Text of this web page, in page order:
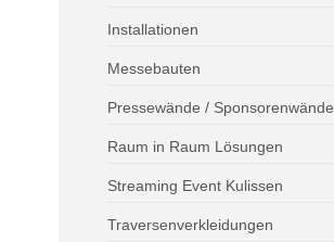
Installationen
Messebauten
Pressewände / Sponsorenwände
Raum in Raum Lösungen
Streaming Event Kulissen
Traversenverkleidungen